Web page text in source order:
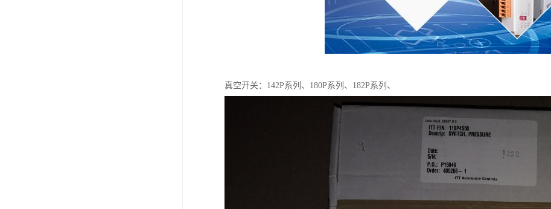
真空开关：142P系列、180P系列、182P系列、